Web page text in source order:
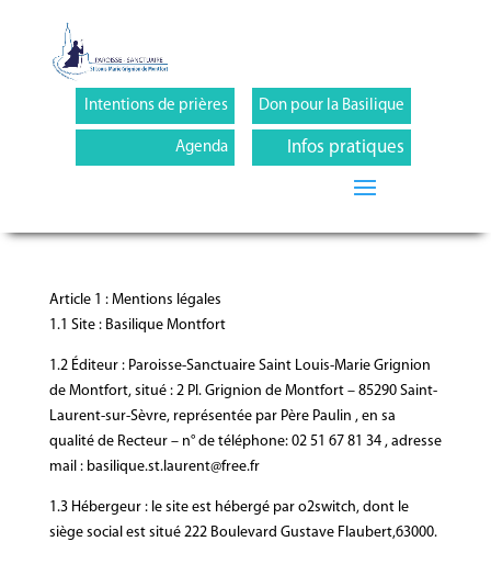
Intentions de prières
Agenda
Don pour la Basilique
Infos pratiques
Article 1 : Mentions légales
1.1 Site : Basilique Montfort
1.2 Éditeur : Paroisse-Sanctuaire Saint Louis-Marie Grignion
de Montfort, situé : 2 Pl. Grignion de Montfort – 85290 Saint-
Laurent-sur-Sèvre, représentée par Père Paulin , en sa
qualité de Recteur – n° de téléphone: 02 51 67 81 34 , adresse
mail : basilique.st.laurent@free.fr
1.3 Hébergeur : le site est hébergé par o2switch, dont le
siège social est situé 222 Boulevard Gustave Flaubert,63000.